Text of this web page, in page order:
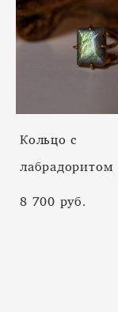
Кольцо с
лабрадоритом
8 700 pуб.